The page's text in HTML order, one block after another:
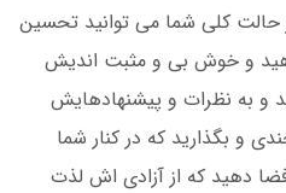
حالت کلی شما می توانید تحسین
دهید و خوش بی و مثبت اندیش
و به نظرات و پیشنهادهایش
و بگذارید که در کنار شما
دهید که از آزادی اش لذت